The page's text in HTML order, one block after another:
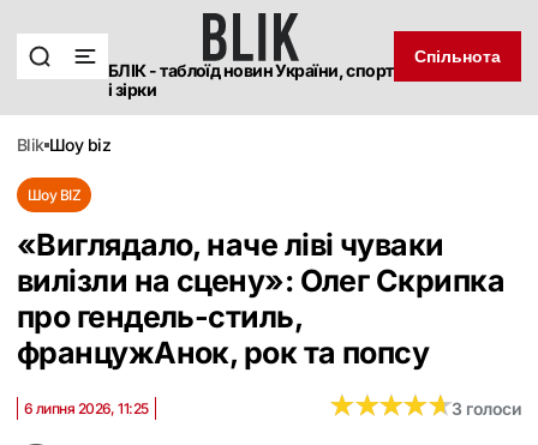
БЛІК - таблоїд новин України, спорт
і зірки
Спільнота
blik шоу biz
Шоу BIZ
«Виглядало, наче ліві чуваки
вилізли на сцену»: Олег Скрипка
про гендель-стиль,
францужАнок, рок та попсу
6 липня 2026, 11:25 ★★★★★
★★★★★3 голоси